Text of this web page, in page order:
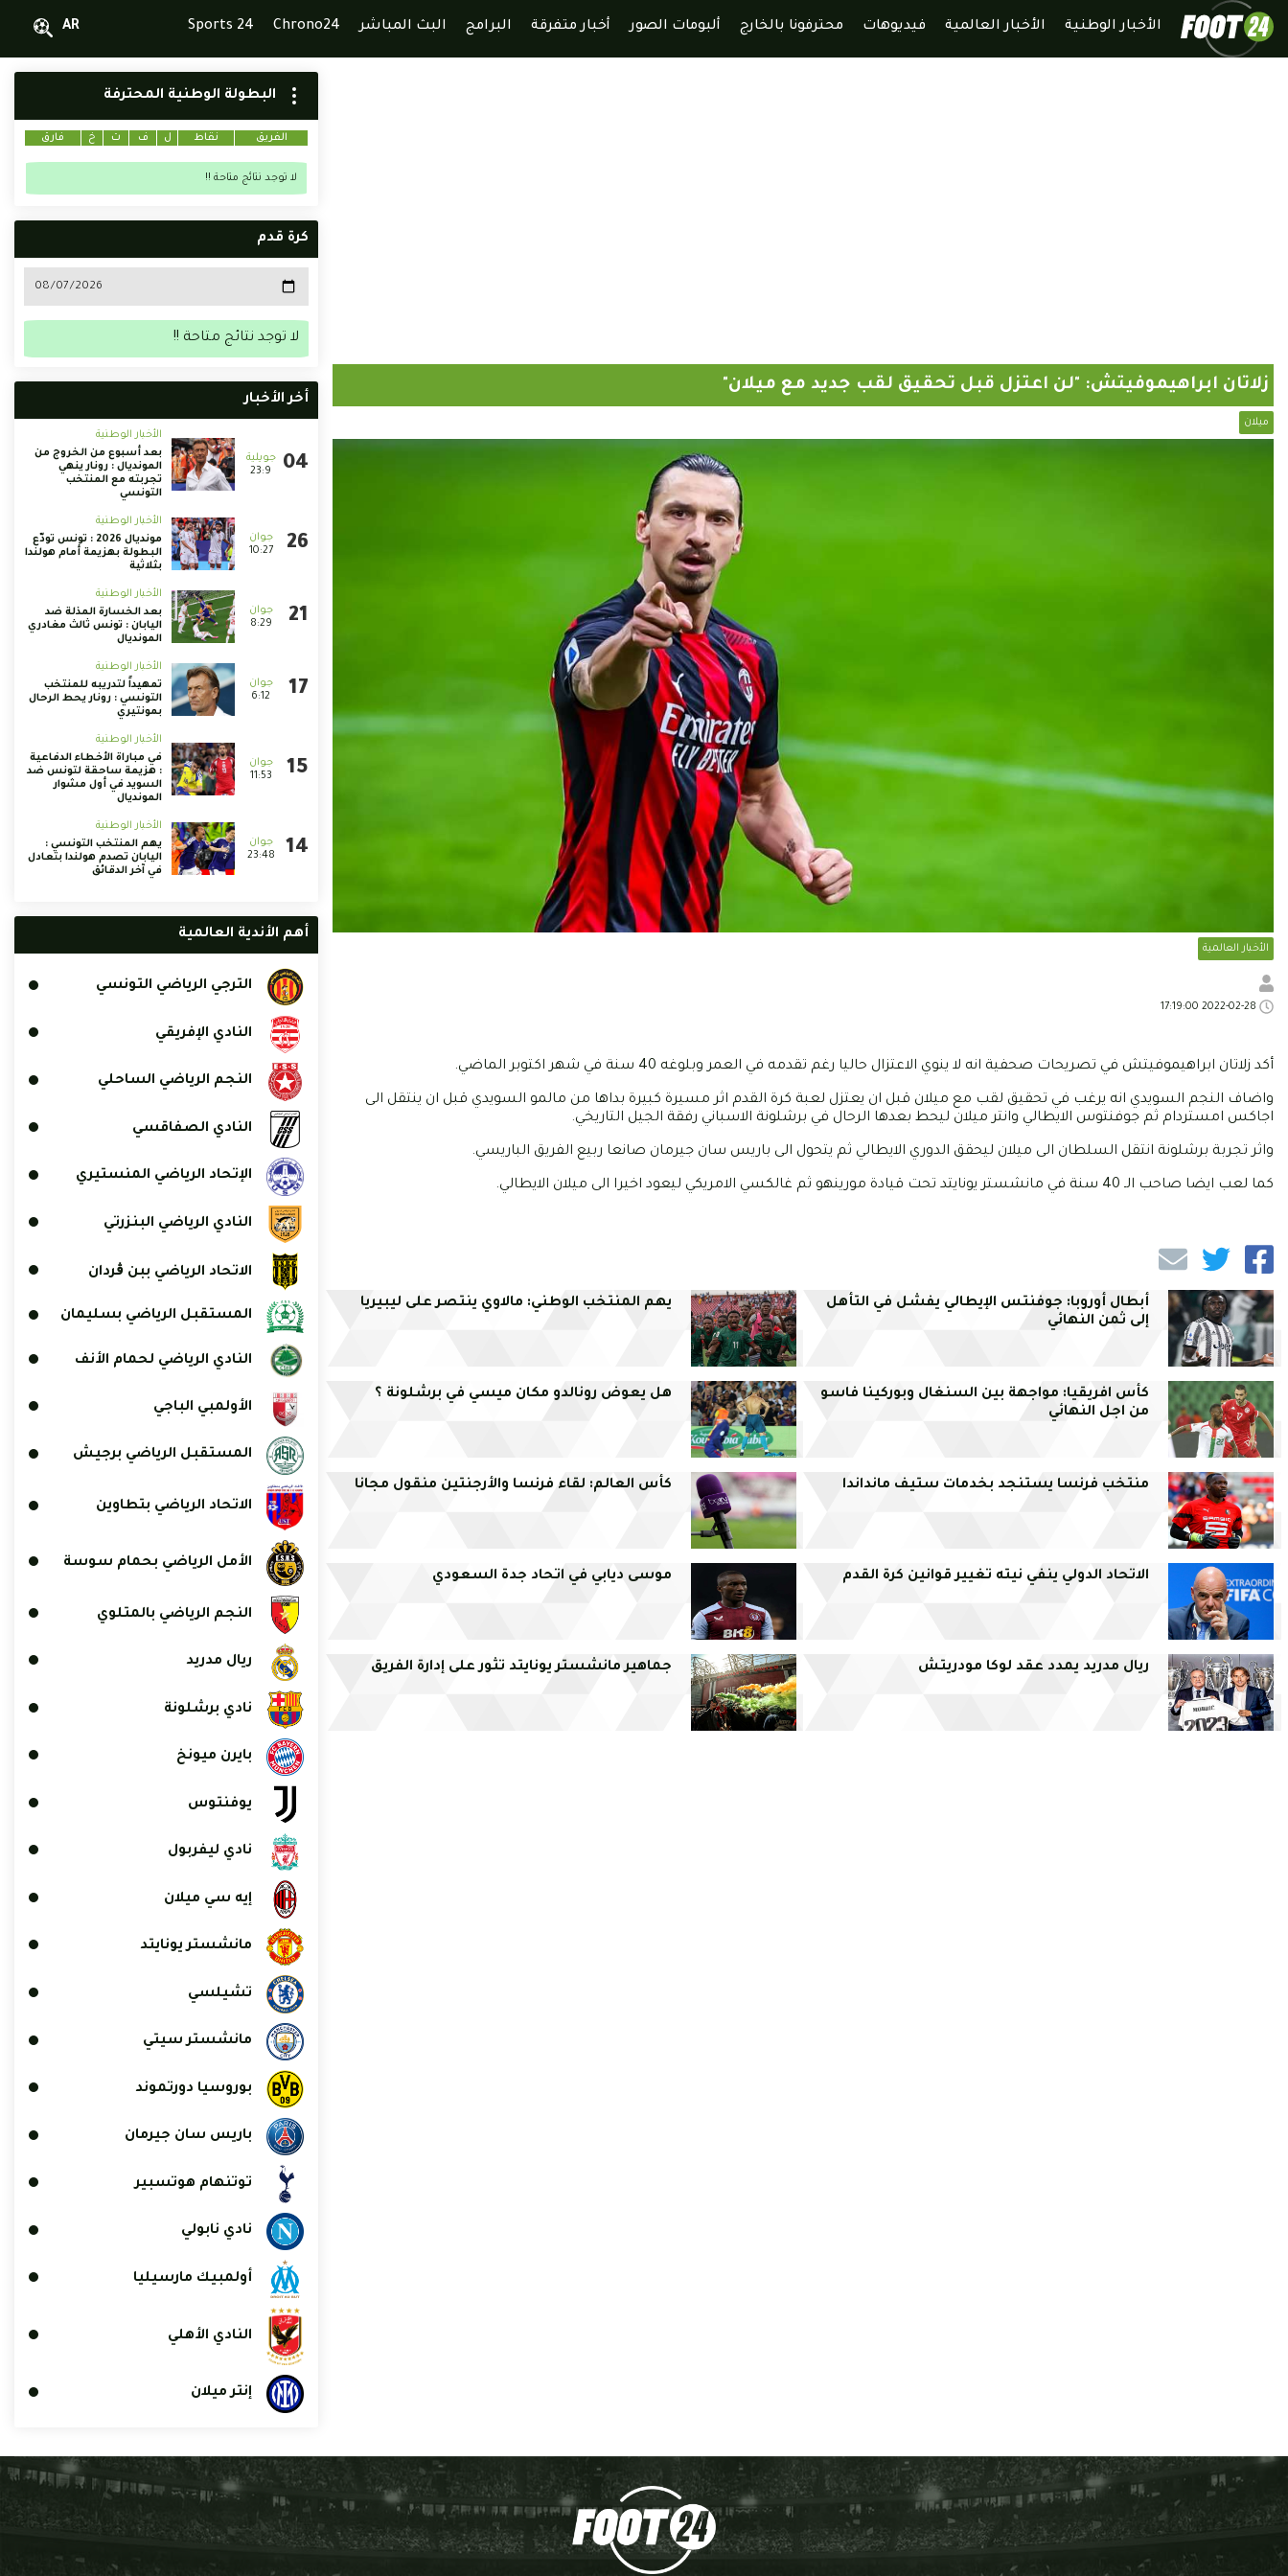
الأخبار الوطنية الأخبار العالمية فيديوهات محترفونا بالخارج ألبومات الصور أخبار متفرقة البرامج البث المباشر Chrono24
Sports 24
AR
زلاتان ابراهيموفيتش: "لن اعتزل قبل تحقيق لقب جديد مع ميلان"
ميلان
الأخبار العالمية
أكد زلاتان ابراهيموفيتش في تصريحات صحفية انه لا ينوي الاعتزال حاليا رغم تقدمه في العمر وبلوغه 40 سنة في شهر اكتوبر الماضي.
واضاف النجم السويدي انه يرغب في تحقيق لقب مع ميلان قبل ان يعتزل لعبة كرة القدم اثر مسيرة كبيرة بداها من مالمو السويدي قبل ان ينتقل الى
اجاكس امستردام ثم جوفنتوس الايطالي وانتر ميلان ليحط بعدها الرحال في برشلونة الاسباني رفقة الجيل التاريخي.
واثر تجربة برشلونة انتقل السلطان الى ميلان ليحقق الدوري الايطالي ثم يتحول الى باريس سان جيرمان صانعا ربيع الفريق الباريسي.
كما لعب ايضا صاحب الـ 40 سنة في مانشستر يونايتد تحت قيادة مورينهو ثم غالكسي الامريكي ليعود اخيرا الى ميلان الايطالي.
أبطال أوروبا: جوفنتس الإيطالي يفشل في التأهل
إلى ثمن النهائي
يهم المنتخب الوطني: مالاوي ينتصر على ليبيريا
كأس افريقيا: مواجهة بين السنغال وبوركينا فاسو
من اجل النهائي
هل يعوض رونالدو مكان ميسي في برشلونة ؟
منتخب فرنسا يستنجد بخدمات ستيف مانداندا كأس العالم: لقاء فرنسا والأرجنتين منقول مجانا
الاتحاد الدولي ينفي نيته تغيير قوانين كرة القدم موسى ديابي في اتحاد جدة السعودي
ريال مدريد يمدد عقد لوكا مودريتش جماهير مانشستر يونايتد تثور على إدارة الفريق
البطولة الوطنية المحترفة
الفريق نقاط ل ف ت خ فارق
لا توجد نتائج متاحة !!
كرة قدم
لا توجد نتائج متاحة !!
أخر الأخبار
23:9
الأخبار الوطنية
بعد أسبوع من الخروج من
المونديال : رونار ينهي
تجربته مع المنتخب
التونسي
10:27
الأخبار الوطنية
مونديال 2026 : تونس تودّع
البطولة بهزيمة أمام هولندا
بثلاثية
8:29
الأخبار الوطنية
بعد الخسارة المذلة ضد
اليابان : تونس ثالث مغادري
المونديال
6:12
الأخبار الوطنية
تمهيداً لتدريبه للمنتخب
التونسي : رونار يحط الرحال
بمونتيري
11:53
الأخبار الوطنية
في مباراة الأخطاء الدفاعية
: هزيمة ساحقة لتونس ضد
السويد في أول مشوار
المونديال
23:48
الأخبار الوطنية
يهم المنتخب التونسي :
اليابان تصدم هولندا بتعادل
في آخر الدقائق
أهم الأندية العالمية
الترجي الرياضي التونسي
النادي الإفريقي
النجم الرياضي الساحلي
النادي الصفاقسي
الإتحاد الرياضي المنستيري
النادي الرياضي البنزرتي
الاتحاد الرياضي ببن ڨردان
المستقبل الرياضي بسليمان
النادي الرياضي لحمام الأنف
الأولمبي الباجي
المستقبل الرياضي برجيش
الاتحاد الرياضي بتطاوين
الأمل الرياضي بحمام سوسة
النجم الرياضي بالمتلوي
ريال مدريد
نادي برشلونة
بايرن ميونخ
يوفنتوس
نادي ليفربول
إيه سي ميلان
مانشستر يونايتد
تشيلسي
مانشستر سيتي
بوروسيا دورتموند
باريس سان جيرمان
توتنهام هوتسبير
نادي نابولي
أولمبيك مارسيليا
النادي الأهلي
إنتر ميلان